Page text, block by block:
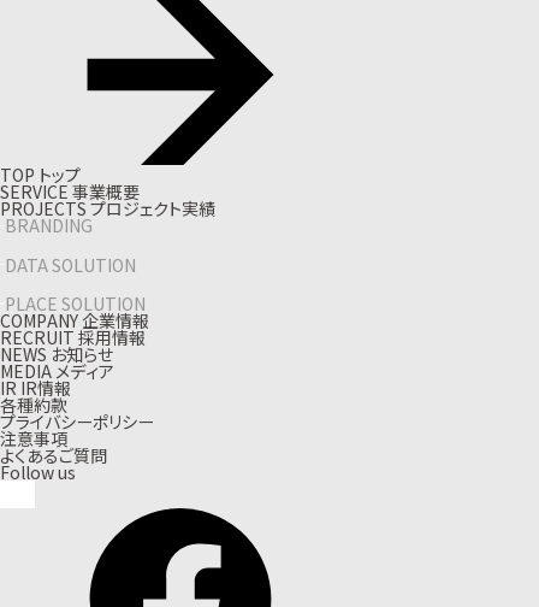
TOP トップ
SERVICE 事業概要
PROJECTS プロジェクト実績
BRANDING
DATA SOLUTION
PLACE SOLUTION
COMPANY企業情報
RECRUIT 採用情報
NEWS お知らせ
MEDIA メディア
IR IR情報
各種約款
プライバシーポリシー
注意事項
よくあるご質問
Follow us